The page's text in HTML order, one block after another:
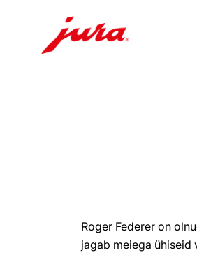
Roger Federer on
jagab meiega ühiseid